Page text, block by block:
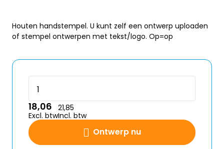
Houten handstempel. U kunt zelf een ontwerp uploaden
of stempel ontwerpen met tekst/logo. Op=op
Ontwerp nu
18,06
Excl. btw
21,85
Incl. btw